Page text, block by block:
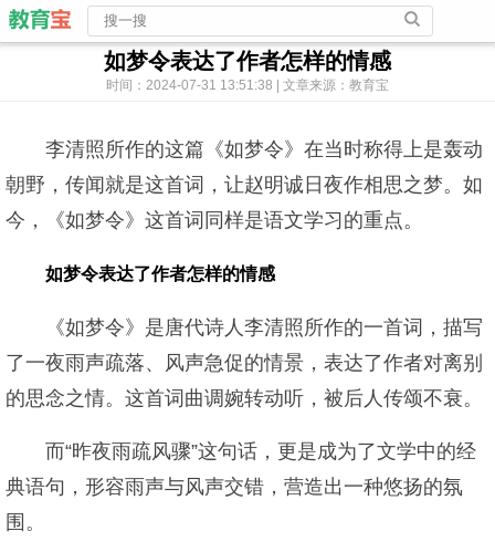
如梦令表达了作者怎样的情感
时间：2024-07-31 13:51:38 | 文章来源：教育宝
李清照所作的这篇《如梦令》在当时称得上是轰动
朝野，传闻就是这首词，让赵明诚日夜作相思之梦。如
今，《如梦令》这首词同样是语文学习的重点。
如梦令表达了作者怎样的情感
《如梦令》是唐代诗人李清照所作的一首词，描写
了一夜雨声疏落、风声急促的情景，表达了作者对离别
的思念之情。这首词曲调婉转动听，被后人传颂不衰。
而“昨夜雨疏风骤”这句话，更是成为了文学中的经
典语句，形容雨声与风声交错，营造出一种悠扬的氛
围。